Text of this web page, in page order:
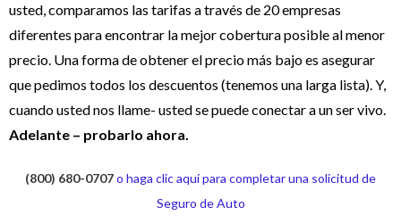
usted, comparamos las tarifas a través de 20 empresas
diferentes para encontrar la mejor cobertura posible al menor
precio. Una forma de obtener el precio más bajo es asegurar
que pedimos todos los descuentos (tenemos una larga lista). Y,
cuando usted nos llame- usted se puede conectar a un ser vivo.
Adelante – probarlo ahora.
(800) 680-0707o haga clic aquí para completar una solicitud de
Seguro de Auto